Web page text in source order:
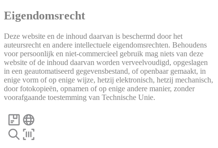
Eigendomsrecht
Deze website en de inhoud daarvan is beschermd door het
auteursrecht en andere intellectuele eigendomsrechten. Behoudens
voor persoonlijk en niet-commercieel gebruik mag niets van deze
website of de inhoud daarvan worden verveelvoudigd, opgeslagen
in een geautomatiseerd gegevensbestand, of openbaar gemaakt, in
enige vorm of op enige wijze, hetzij elektronisch, hetzij mechanisch,
door fotokopieën, opnamen of op enige andere manier, zonder
voorafgaande toestemming van Technische Unie.